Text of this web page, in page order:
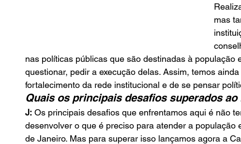
mas
nas políticas públicas que são destinadas à população
questionar, pedir a execução delas. Assim, temos
fortalecimento da rede institucional e de se pensar
Quais os principais desafios superados
J: Os principais desafios que enfrentamos aqui é não
desenvolver o que é preciso para atender a população
de Janeiro. Mas para superar isso lançamos agora a